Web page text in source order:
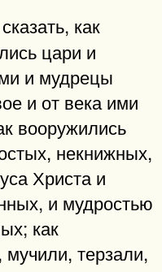
как
цари и
и мудрецы
и от века ими
вооружились
некнижных,
Христа и
и мудростью
как
терзали,